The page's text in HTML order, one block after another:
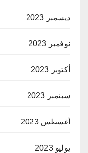
ديسمبر 2023
نوفمبر 2023
أكتوبر 2023
سبتمبر 2023
أغسطس 2023
يوليو 2023